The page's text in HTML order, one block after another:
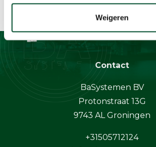
Weigeren
Contact
BaSystemen BV
Protonstraat 13G
9743 AL Groningen
+31505712124